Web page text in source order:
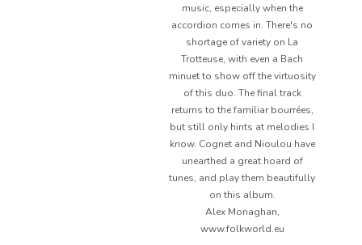
music, especially when the
accordion comes in. There's no
shortage of variety on La
Trotteuse, with even a Bach
minuet to show off the virtuosity
of this duo. The final track
returns to the familiar bourrées,
but still only hints at melodies I
know. Cognet and Nioulou have
unearthed a great hoard of
tunes, and play them beautifully
on this album.
Alex Monaghan,
www.folkworld.eu